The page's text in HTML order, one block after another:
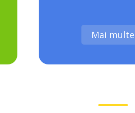
Mai multe